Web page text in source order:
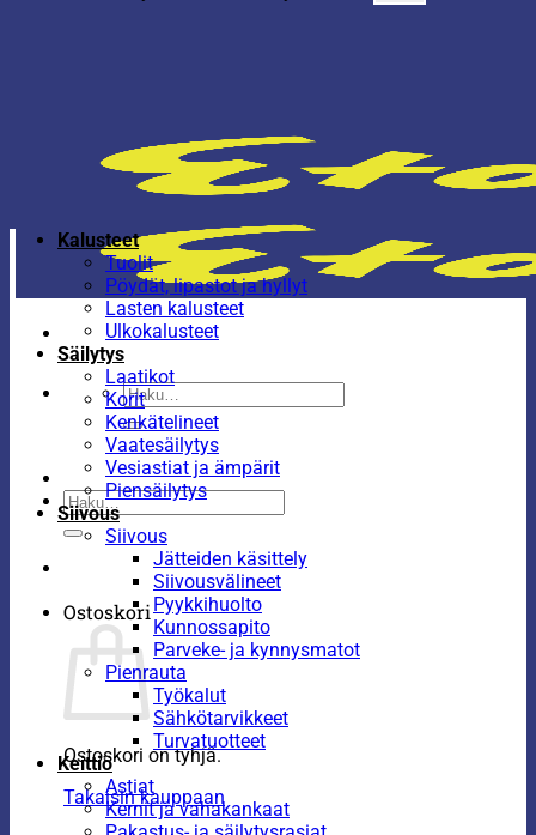
Etsi:
Etsi:
Ostoskori
Ostoskori on tyhjä.
Takaisin kauppaan
Kalusteet
Tuolit
Pöydät, lipastot ja hyllyt
Lasten kalusteet
Ulkokalusteet
Säilytys
Laatikot
Korit
Kenkätelineet
Vaatesäilytys
Vesiastiat ja ämpärit
Piensäilytys
Siivous
Siivous
Jätteiden käsittely
Siivousvälineet
Pyykkihuolto
Kunnossapito
Parveke- ja kynnysmatot
Pienrauta
Työkalut
Sähkötarvikkeet
Turvatuotteet
Keittiö
Astiat
Kernit ja vahakankaat